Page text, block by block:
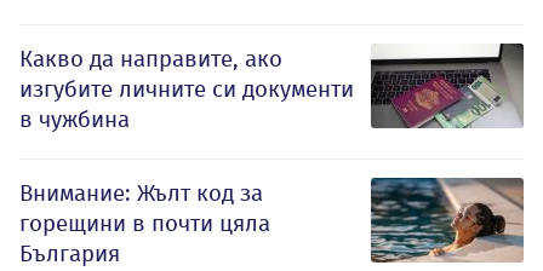
Какво да направите, ако
изгубите личните си документи
в чужбина
Внимание: Жълт код за
горещини в почти цяла
България